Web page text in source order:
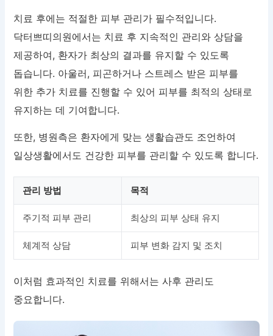
치료 후에는 적절한 피부 관리가 필수적입니다.
닥터쁘띠의원에서는 치료 후 지속적인 관리와 상담을
제공하여, 환자가 최상의 결과를 유지할 수 있도록
돕습니다. 아울러, 피곤하거나 스트레스 받은 피부를
위한 추가 치료를 진행할 수 있어 피부를 최적의 상태로
유지하는 데 기여합니다.
또한, 병원측은 환자에게 맞는 생활습관도 조언하여
일상생활에서도 건강한 피부를 관리할 수 있도록 합니다.
관리 방법 목적
주기적 피부 관리 최상의 피부 상태 유지
체계적 상담 피부 변화 감지 및 조치
이처럼 효과적인 치료를 위해서는 사후 관리도
중요합니다.